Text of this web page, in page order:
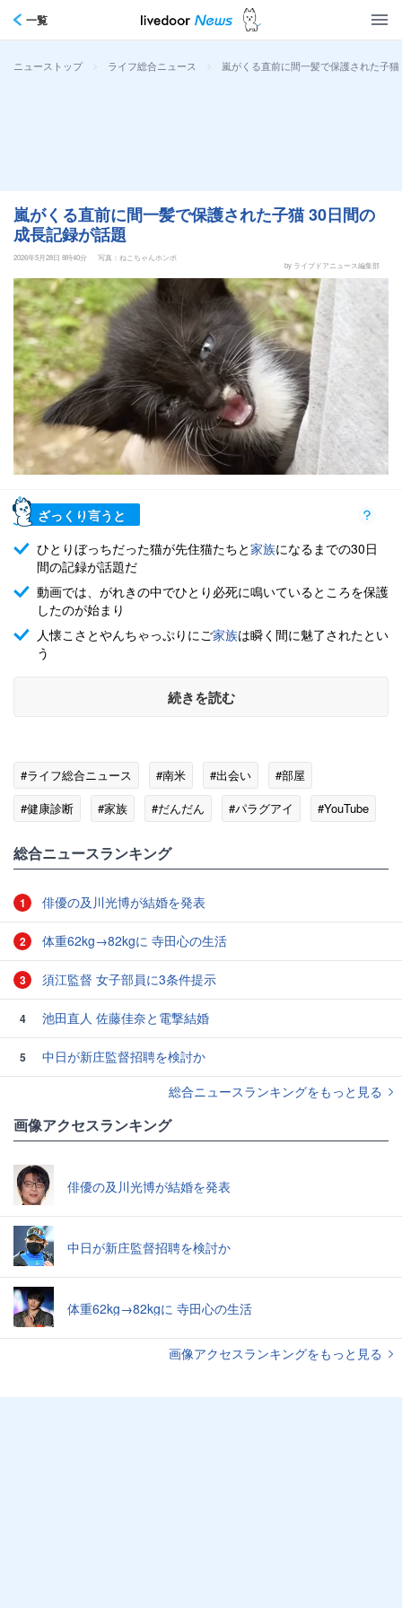
一覧
ニューストップ > ライフ総合ニュース > 嵐がくる直前に間一髪で保護された子
嵐がくる直前に間一髪で保護された子猫 30日間の
成長記録が話題
2026年5月28日 8時40分
写真：ねこちゃんホンポ
by ライブドアニュース編集部
ざっくり言うと
ひとりぼっちだった猫が先住猫たちと家族になるまでの30日
間の記録が話題だ
動画では、がれきの中でひとり必死に鳴いているところを保護
したのが始まり
人懐こさとやんちゃっぷりにご家族は瞬く間に魅了されたとい
う
続きを読む
#ライフ総合ニュース #南米 #出会い
#部屋
#健康診断
#家族 #だんだん #パラグアイ #YouTube
総合ニュースランキング
1 俳優の及川光博が結婚を発表
2 体重62kg→82kgに 寺田心の生活
3 須江監督 女子部員に3条件提示
4 池田直人 佐藤佳奈と電撃結婚
5
中日が新庄監督招聘を検討か
総合ニュースランキングをもっと見る
画像アクセスランキング
俳優の及川光博が結婚を発表
中日が新庄監督招聘を検討か
体重62kg→82kgに 寺田心の生活
画像アクセスランキングをもっと見る